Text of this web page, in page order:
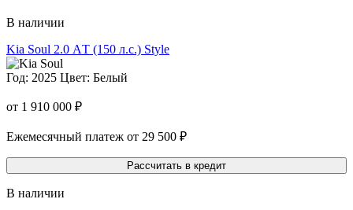
В наличии
Kia Soul 2.0 АT (150 л.с.) Style
Год: 2025 Цвет: Белый
от 1 910 000 ₽
Ежемесячный платеж от 29 500 ₽
Рассчитать в кредит
В наличии